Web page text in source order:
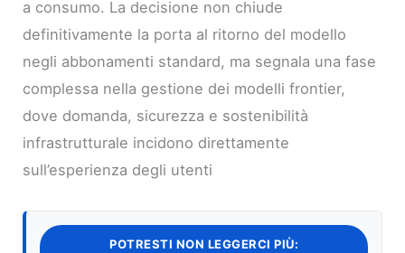
a consumo. La decisione non chiude
definitivamente la porta al ritorno del modello
negli abbonamenti standard, ma segnala una fase
complessa nella gestione dei modelli frontier,
dove domanda, sicurezza e sostenibilità
infrastrutturale incidono direttamente
sull’esperienza degli utenti
POTRESTI NON LEGGERCI PIÙ: